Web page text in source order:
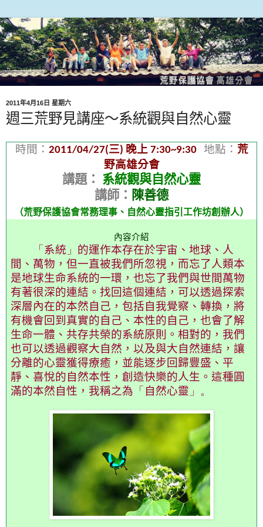
2011年4月16日 星期六
週三荒野見講座～系統觀與自然心靈
時間： 2011/04/27(三) 晚上7:30~9:30 地點： 荒
野高雄分會
講題： 系統觀與自然心靈
講師： 陳善德
（荒野保護協會常務理事、自然心靈指引工作坊創辦人）
內容介紹
「 系統 」 的運作本存在於宇宙、地球、人
間、萬物，但一直被我們所忽視，而忘了人類本
是地球生命系統的一環，也忘了我們與世間萬物
有著很深的連結。找回這個連結，可以透過探索
深層內在的本然自己，包括自我覺察、轉換，將
有機會回到真實的自己、本性的自己，也會了解
生命一體、共存共榮的系統原則。相對的，我們
也可以透過觀察大自然，以及與大自然連結，讓
分離的心靈獲得療癒，並能逐步回歸豐盛、平
靜、喜悅的自然本性，創造快樂的人生。這種圓
滿的本然自性，我稱之為 「 自然心靈 」。